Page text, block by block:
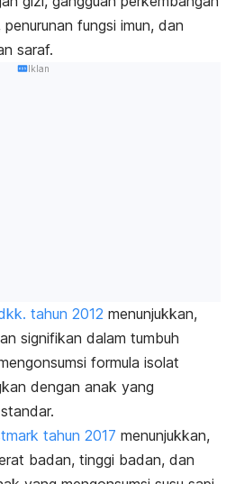
fungsi imun, dan
saraf.
Iklan
tahun 2012 menunjukkan,
signifikan dalam tumbuh
formula isolat
dengan anak yang
tahun 2017 menunjukkan,
badan, tinggi badan, dan